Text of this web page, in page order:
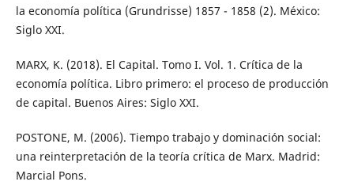
la economía política (Grundrisse) 1857 - 1858 (2). México:
Siglo XXI.
MARX, K. (2018). El Capital. Tomo I. Vol. 1. Crítica de la
economía política. Libro primero: el proceso de producción
de capital. Buenos Aires: Siglo XXI.
POSTONE, M. (2006). Tiempo trabajo y dominación social:
una reinterpretación de la teoría crítica de Marx. Madrid:
Marcial Pons.